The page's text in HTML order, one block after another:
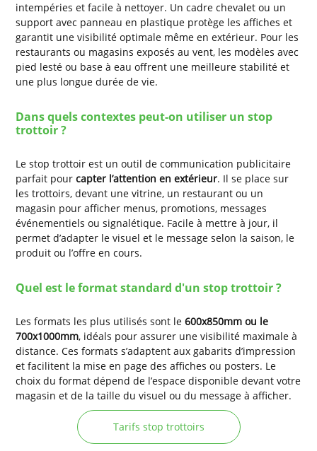
intempéries et facile à nettoyer. Un cadre chevalet ou un
support avec panneau en plastique protège les affiches et
garantit une visibilité optimale même en extérieur. Pour les
restaurants ou magasins exposés au vent, les modèles avec
pied lesté ou base à eau offrent une meilleure stabilité et
une plus longue durée de vie.
Dans quels contextes peut-on utiliser un stop
trottoir ?
Le stop trottoir est un outil de communication publicitaire
parfait pour capter l’attention en extérieur. Il se place sur
les trottoirs, devant une vitrine, un restaurant ou un
magasin pour afficher menus, promotions, messages
événementiels ou signalétique. Facile à mettre à jour, il
permet d’adapter le visuel et le message selon la saison, le
produit ou l’offre en cours.
Quel est le format standard d'un stop trottoir ?
Les formats les plus utilisés sont le600x850mm ou le
700x1000mm, idéals pour assurer une visibilité maximale à
distance. Ces formats s’adaptent aux gabarits d’impression
et facilitent la mise en page des affiches ou posters. Le
choix du format dépend de l’espace disponible devant votre
magasin et de la taille du visuel ou du message à afficher.
Tarifs stop trottoirs